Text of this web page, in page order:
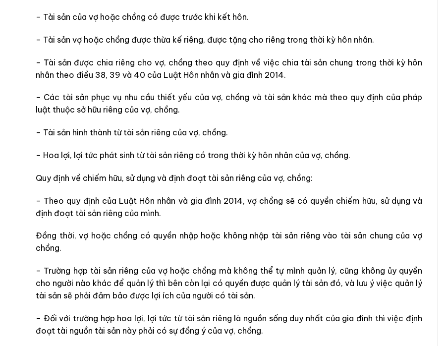
– Tài sản của vợ hoặc chồng có được trước khi kết hôn.
– Tài sản vợ hoặc chồng được thừa kế riêng, được tặng cho riêng trong thời kỳ hôn nhân.
– Tài sản được chia riêng cho vợ, chồng theo quy định về việc chia tài sản chung trong thời kỳ hôn
nhân theo điều 38, 39 và 40 của Luật Hôn nhân và gia đình 2014.
– Các tài sản phục vụ nhu cầu thiết yếu của vợ, chồng và tài sản khác mà theo quy định của pháp
luật thuộc sở hữu riêng của vợ, chồng.
– Tài sản hình thành từ tài sản riêng của vợ, chồng.
– Hoa lợi, lợi tức phát sinh từ tài sản riêng có trong thời kỳ hôn nhân của vợ, chồng.
Quy định về chiếm hữu, sử dụng và định đoạt tài sản riêng của vợ, chồng:
– Theo quy định của Luật Hôn nhân và gia đình 2014, vợ chồng sẽ có quyền chiếm hữu, sử dụng và
định đoạt tài sản riêng của mình.
Đồng thời, vợ hoặc chồng có quyền nhập hoặc không nhập tài sản riêng vào tài sản chung của vợ
chồng.
– Trường hợp tài sản riêng của vợ hoặc chồng mà không thể tự mình quản lý, cũng không ủy quyền
cho người nào khác để quản lý thì bên còn lại có quyền được quản lý tài sản đó, và lưu ý việc quản lý
tài sản sẽ phải đảm bảo được lợi ích của người có tài sản.
– Đối với trường hợp hoa lợi, lợi tức từ tài sản riêng là nguồn sống duy nhất của gia đình thì việc định
đoạt tài nguồn tài sản này phải có sự đồng ý của vợ, chồng.